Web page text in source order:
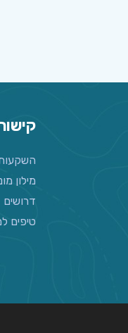
השקעות
מילון
דרושים
טיפים